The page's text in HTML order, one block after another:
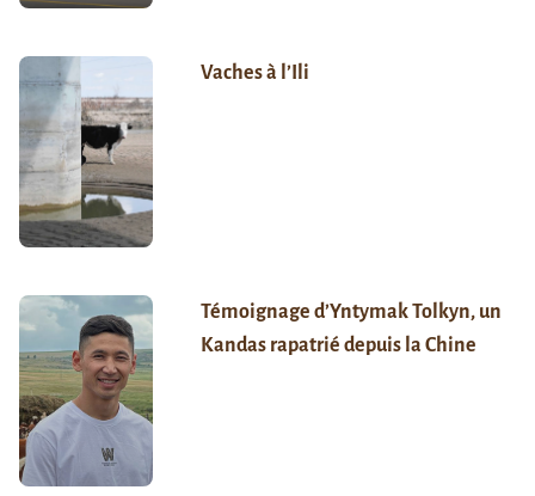
Vaches à l’Ili
Témoignage d’Yntymak Tolkyn, un
Kandas rapatrié depuis la Chine